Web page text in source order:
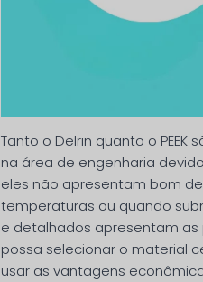
Tanto o Delrin quanto o
na área de engenharia
eles não apresentam bom
temperaturas ou quando
e detalhados apresentam as
possa selecionar o material
usar as vantagens